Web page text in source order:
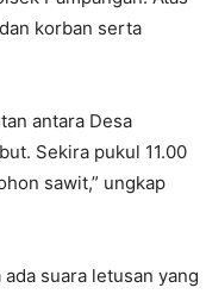
korban serta
antara Desa
Sekira pukul 11.00
sawit,” ungkap
suara letusan yang